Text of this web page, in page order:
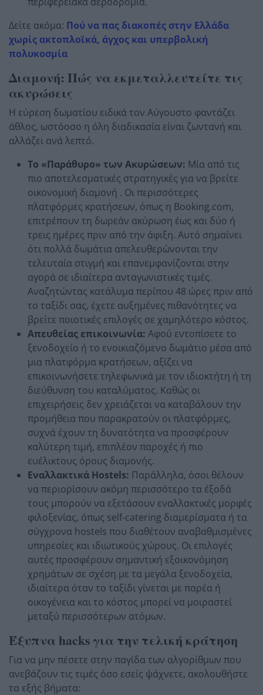
Δείτε ακόμα: Πού να πας διακοπές στην Ελλάδα
χωρίς ακτοπλοϊκά, άγχος και υπερβολική
πολυκοσμία
Διαμονή: Πώς να εκμεταλλευτείτε τις
ακυρώσεις
Η εύρεση δωματίου ειδικά τον Αύγουστο φαντάζει
άθλος, ωστόοσο η όλη διαδικασία είναι ζωντανή και
αλλάζει ανά λεπτό.
Το «Παράθυρο» των Ακυρώσεων: Μία από τις
πιο αποτελεσματικές στρατηγικές για να βρείτε
οικονομική διαμονή . Οι περισσότερες
πλατφόρμες κρατήσεων, όπως η Booking.com,
επιτρέπουν τη δωρεάν ακύρωση έως και δύο ή
τρεις ημέρες πριν από την άφιξη. Αυτό σημαίνει
ότι πολλά δωμάτια απελευθερώνονται την
τελευταία στιγμή και επανεμφανίζονται στην
αγορά σε ιδιαίτερα ανταγωνιστικές τιμές.
Αναζητώντας κατάλυμα περίπου 48 ώρες πριν από
το ταξίδι σας, έχετε αυξημένες πιθανότητες να
βρείτε ποιοτικές επιλογές σε χαμηλότερο κόστος.
Απευθείας επικοινωνία: Αφού εντοπίσετε το
ξενοδοχείο ή το ενοικιαζόμενο δωμάτιο μέσα από
μια πλατφόρμα κρατήσεων, αξίζει να
επικοινωνήσετε τηλεφωνικά με τον ιδιοκτήτη ή τη
διεύθυνση του καταλύματος. Καθώς οι
επιχειρήσεις δεν χρειάζεται να καταβάλουν την
προμήθεια που παρακρατούν οι πλατφόρμες,
συχνά έχουν τη δυνατότητα να προσφέρουν
καλύτερη τιμή, επιπλέον παροχές ή πιο
ευέλικτους όρους διαμονής.
Εναλλακτικά Hostels: Παράλληλα, όσοι θέλουν
να περιορίσουν ακόμη περισσότερο τα έξοδά
τους μπορούν να εξετάσουν εναλλακτικές μορφές
φιλοξενίας, όπως self-catering διαμερίσματα ή τα
σύγχρονα hostels που διαθέτουν αναβαθμισμένες
υπηρεσίες και ιδιωτικούς χώρους. Οι επιλογές
αυτές προσφέρουν σημαντική εξοικονόμηση
χρημάτων σε σχέση με τα μεγάλα ξενοδοχεία,
ιδιαίτερα όταν το ταξίδι γίνεται με παρέα ή
οικογένεια και το κόστος μπορεί να μοιραστεί
μεταξύ περισσότερων ατόμων.
Έξυπνα hacks για την τελική κράτηση
Για να μην πέσετε στην παγίδα των αλγορίθμων που
ανεβάζουν τις τιμές όσο εσείς ψάχνετε, ακολουθήστε
τα εξής βήματα: